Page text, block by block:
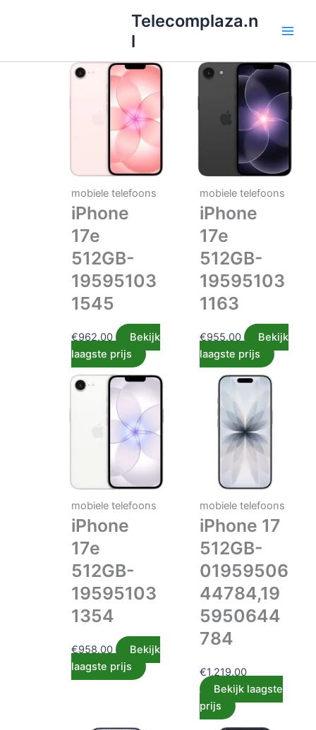
inhoud
Telecomplaza.n
l
mobiele telefoons
iPhone
17e
512GB-
19595103
1545
€962.00
Bekijk
laagste prijs
mobiele telefoons
iPhone
17e
512GB-
19595103
1163
€955.00
Bekijk
laagste prijs
mobiele telefoons
iPhone
17e
512GB-
19595103
1354
€958.00
Bekijk
laagste prijs
mobiele telefoons
iPhone 17
512GB-
01959506
44784,19
5950644
784
€1,219.00
Bekijk laagste
prijs